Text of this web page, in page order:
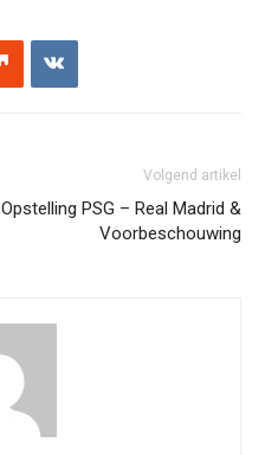
Volgend artikel
Opstelling PSG – Real Madrid &
Voorbeschouwing